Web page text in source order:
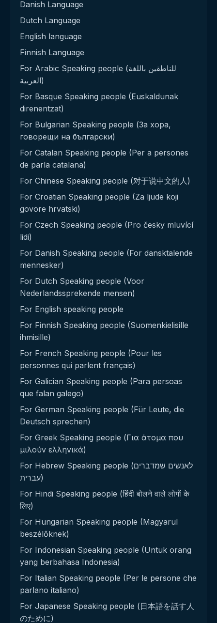
Danish Language
Dutch Language
English language
Finnish Language
For Arabic Speaking people (للناطقين باللغة
العربية)
For Basque Speaking people (Euskaldunak
direnentzat)
For Bulgarian Speaking people (За хора,
говорещи на български)
For Catalan Speaking people (Per a persones
de parla catalana)
For Chinese Speaking people (对于说中文的人)
For Croatian Speaking people (Za ljude koji
govore hrvatski)
For Czech Speaking people (Pro česky mluvící
lidi)
For Danish Speaking people (For dansktalende
mennesker)
For Dutch Speaking people (Voor
Nederlandssprekende mensen)
For English speaking people
For Finnish Speaking people (Suomenkielisille
ihmisille)
For French Speaking people (Pour les
personnes qui parlent français)
For Galician Speaking people (Para persoas
que falan galego)
For German Speaking people (Für Leute, die
Deutsch sprechen)
For Greek Speaking people (Για άτομα που
μιλούν ελληνικά)
For Hebrew Speaking people (לאנשים שמדברים
עברית)
For Hindi Speaking people (हिंदी बोलने वाले लोगों के
लिए)
For Hungarian Speaking people (Magyarul
beszélőknek)
For Indonesian Speaking people (Untuk orang
yang berbahasa Indonesia)
For Italian Speaking people (Per le persone che
parlano italiano)
For Japanese Speaking people (日本語を話す人
のために)